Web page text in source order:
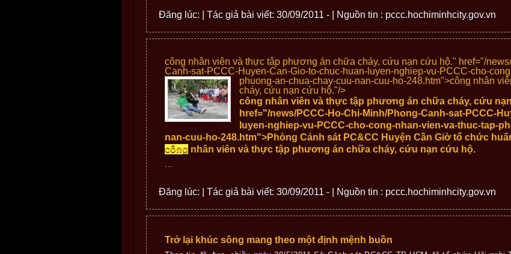
Đăng lúc: | Tác giả bài viết: 30/09/2011 - | Nguồn tin : pccc.hochiminhcity.gov.vn
công nhân viên và thực tập phương án chữa cháy, cứu nạn cứu hộ." href="/
Canh-sat-PCCC-Huyen-Can-Gio-to-chuc-huan-luyen-nghiep-vu-PCCC-cho-
phuong-an-chua-chay-cuu-nan-cuu-ho-248.htm">công nhân
cháy, cứu nạn cứu hộ."/>
công nhân viên và thực tập phương án chữa cháy, cứu
href="/news/PCCC-Ho-Chi-Minh/Phong-Canh-sat-PCCC-
luyen-nghiep-vu-PCCC-cho-cong-nhan-vien-va-thuc-tap-
nan-cuu-ho-248.htm">Phòng Cảnh sát PC&CC Huyện Cần Giờ tổ chức
công nhân viên và thực tập phương án chữa cháy, cứu nạn cứu hộ.
Đăng lúc: | Tác giả bài viết: 30/09/2011 - | Nguồn tin : pccc.hochiminhcity.gov.vn
Trở lại khúc sông mang theo một định mệnh buồn